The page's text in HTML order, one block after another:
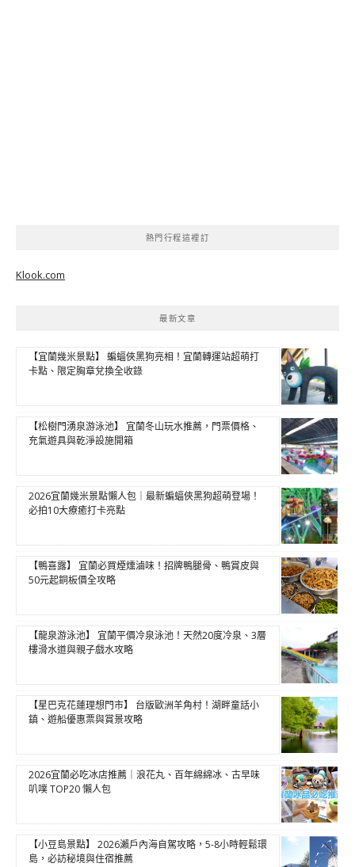
熱門行程這裡訂
Klook.com
最新文章
【宜蘭幾米景點】 蝙蝠俠黑狗亮相！宜蘭轉運站超萌打
卡點、限定胸章兌換全收錄
【松樹門湧泉游泳池】 宜蘭冬山玩水推薦，門票價格、
充氣遊具與乾淨設施開箱
2026宜蘭幾米景點懶人包｜最新蝙蝠俠黑狗超萌登場！
必拍10大療癒打卡亮點
【鴨喜露】 宜蘭必買煙燻滷味！招牌鴨腿骨、鴨賞皮與
50元起銅板價全攻略
【龍泉游泳池】 宜蘭平價冷泉泳池！天然20度冷泉、3層
樓滑水道與親子戲水攻略
【星巴克花蓮理想門市】 台版歐洲羊角村！湖畔童話小
鎮、遊船優惠票與賞景攻略
2026宜蘭必吃冰店推薦｜浪花丸、百年綿綿冰、古早味
叭噗 TOP20 懶人包
【小豆島景點】 2026瀨戶內海自駕攻略，5-8小時輕鬆環
島，必訪秘境與住宿推薦